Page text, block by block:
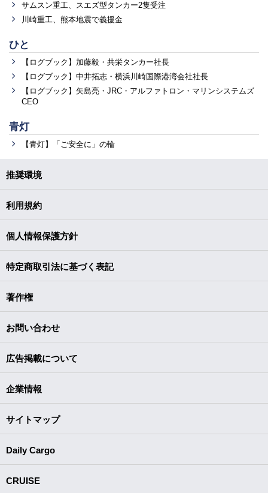
サムスン重工、スエズ型タンカー2隻受注
川崎重工、熊本地震で義援金
ひと
【ログブック】加藤毅・共栄タンカー社長
【ログブック】中井拓志・横浜川崎国際港湾会社社長
【ログブック】矢島亮・JRC・アルファトロン・マリンシステムズ
CEO
青灯
【青灯】「ご安全に」の輪
推奨環境
利用規約
個人情報保護方針
特定商取引法に基づく表記
著作権
お問い合わせ
広告掲載について
企業情報
サイトマップ
Daily Cargo
CRUISE